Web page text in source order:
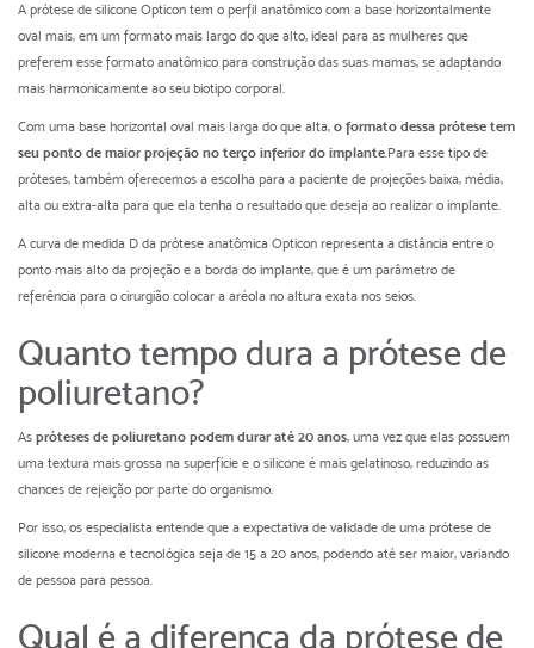
A prótese de silicone Opticon tem o perfil anatômico com a base horizontalmente
oval mais, em um formato mais largo do que alto, ideal para as mulheres que
preferem esse formato anatômico para construção das suas mamas, se adaptando
mais harmonicamente ao seu biotipo corporal.
Com uma base horizontal oval mais larga do que alta, o formato dessa prótese tem
seu ponto de maior projeção no terço inferior do implante.Para esse tipo de
próteses, também oferecemos a escolha para a paciente de projeções baixa, média,
alta ou extra-alta para que ela tenha o resultado que deseja ao realizar o implante.
A curva de medida D da prótese anatômica Opticon representa a distância entre o
ponto mais alto da projeção e a borda do implante, que é um parâmetro de
referência para o cirurgião colocar a aréola no altura exata nos seios.
Quanto tempo dura a prótese de
poliuretano?
As próteses de poliuretano podem durar até 20 anos, uma vez que elas possuem
uma textura mais grossa na superfície e o silicone é mais gelatinoso, reduzindo as
chances de rejeição por parte do organismo.
Por isso, os especialista entende que a expectativa de validade de uma prótese de
silicone moderna e tecnológica seja de 15 a 20 anos, podendo até ser maior, variando
de pessoa para pessoa.
Qual é a diferença da prótese de